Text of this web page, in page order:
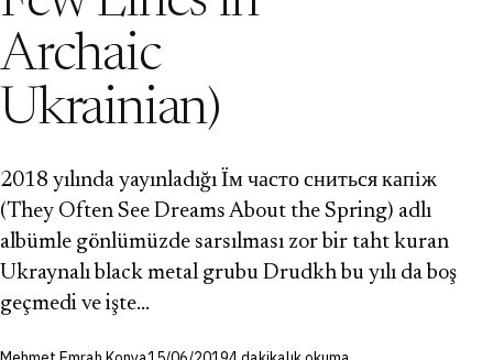
Archaic
Ukrainian)
2018 yılında yayınladığı Їм часто сниться капіж
(They Often See Dreams About the Spring) adlı
albümle gönlümüzde sarsılması zor bir taht kuran
Ukraynalı black metal grubu Drudkh bu yılı da boş
geçmedi ve işte…